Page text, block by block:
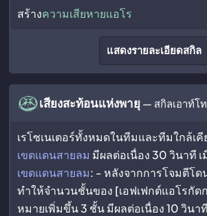
สร้างความเสียหายแอโร
แสดงรายละเอียดสกิล
เสียงสะท้อนแห่งพายุ — สกิลเอาท์โ
เรโซเนเตอร์ทั้งหมดในทีมและทีมใกล้เคี
เขตแดนสายลม มีผลต่อเนื่อง 30 วินาที
เขตแดนสายลม: - หลังจากการโจมตีโด
ทำให้จำนวนชั้นของ [เอฟเฟกต์แอโรกัด
หมายเพิ่มขึ้น 3 ชั้น มีผลต่อเนื่อง 10 วินา